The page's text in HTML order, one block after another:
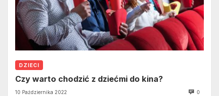
DZIECI
Czy warto chodzić z dziećmi do kina?
10 Października 2022 0